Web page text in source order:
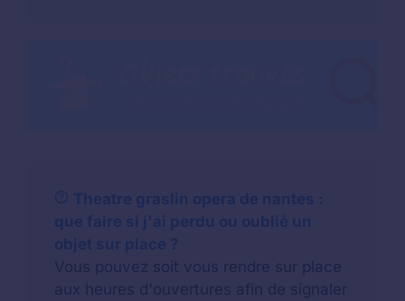
Theatre graslin opera de nantes :
que faire si j'ai perdu ou oublié un
objet sur place ?
Vous pouvez soit vous rendre sur place
aux heures d'ouvertures afin de signaler